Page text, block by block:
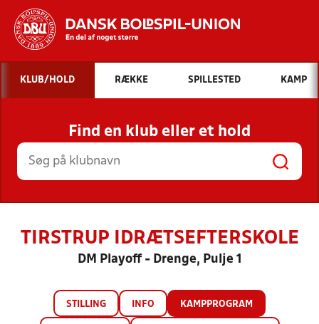
Hvad vil du søge efter?
INDHOLD OG NYHEDER
STILLINGER, RESULTATER, KLUBBER OG
HOLD
KLUB/HOLD RÆKKE SPILLESTED KAMP
Find en klub eller et hold
TIRSTRUP IDRÆTSEFTERSKOLE
DM Playoff - Drenge, Pulje 1
STILLING INFO KAMPPROGRAM